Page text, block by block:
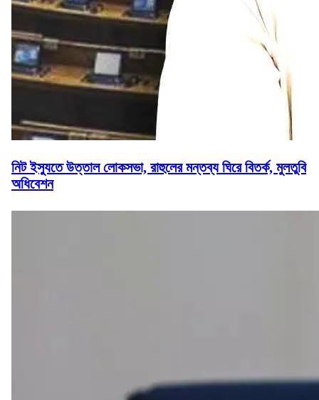
নিট ইস্যুতে উত্তাল লোকসভা, রাহুলের মন্তব্য ঘিরে বিতর্ক, মুলতুবি
অধিবেশন